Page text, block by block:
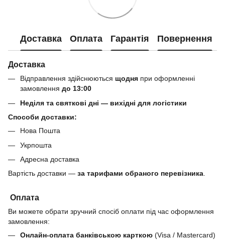
Доставка Оплата Гарантія Повернення
Доставка
Відправлення здійснюються щодня при оформленні
замовлення до 13:00
Неділя та святкові дні — вихідні для логістики
Способи доставки:
Нова Пошта
Укрпошта
Адресна доставка
Вартість доставки — за тарифами обраного перевізника.
Оплата
Ви можете обрати зручний спосіб оплати під час оформлення
замовлення:
Онлайн-оплата банківською карткою (Visa / Mastercard)